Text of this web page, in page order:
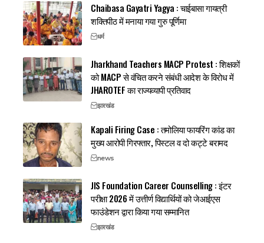
Chaibasa Gayatri Yagya : चाईबासा गायत्री
शक्तिपीठ में मनाया गया गुरु पूर्णिमा
धर्म
Jharkhand Teachers MACP Protest : शिक्षकों
को MACP से वंचित करने संबंधी आदेश के विरोध में
JHAROTEF का राज्यव्यापी प्रतिवाद
झारखंड
Kapali Firing Case : तमोलिया फायरिंग कांड का
मुख्य आरोपी गिरफ्तार, पिस्टल व दो कट्टे बरामद
news
JIS Foundation Career Counselling : इंटर
परीक्षा 2026 में उत्तीर्ण विद्यार्थियों को जेआईएस
फाउंडेशन द्वारा किया गया सम्मानित
झारखंड